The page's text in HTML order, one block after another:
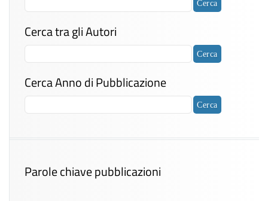
Cerca tra gli Autori
Cerca Anno di Pubblicazione
Parole chiave pubblicazioni